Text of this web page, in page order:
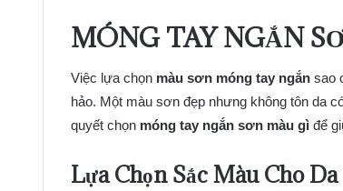
MÓNG TAY NGẮN
Việc lựa chọn màu sơn móng tay ngắn sao
hảo. Một màu sơn đẹp nhưng không tôn da
quyết chọn móng tay ngắn sơn màu gì để
Lựa Chọn Sắc Màu Cho